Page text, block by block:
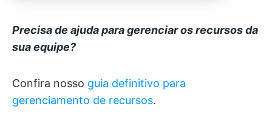
Precisa de ajuda para gerenciar os recursos da
sua equipe?
Confira nosso guia definitivo para
gerenciamento de recursos.